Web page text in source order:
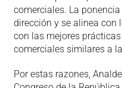
comerciales. La
dirección y se alinea con
con las mejores
comerciales similares a
Por estas razones,